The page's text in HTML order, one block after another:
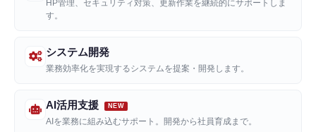
HP管理、セキュリティ対策、更新作業を継続的にサポートしま
す。
システム開発
業務効率化を実現するシステムを提案・開発します。
AI活用支援
AIを業務に組み込むサポート。開発から社員育成まで。